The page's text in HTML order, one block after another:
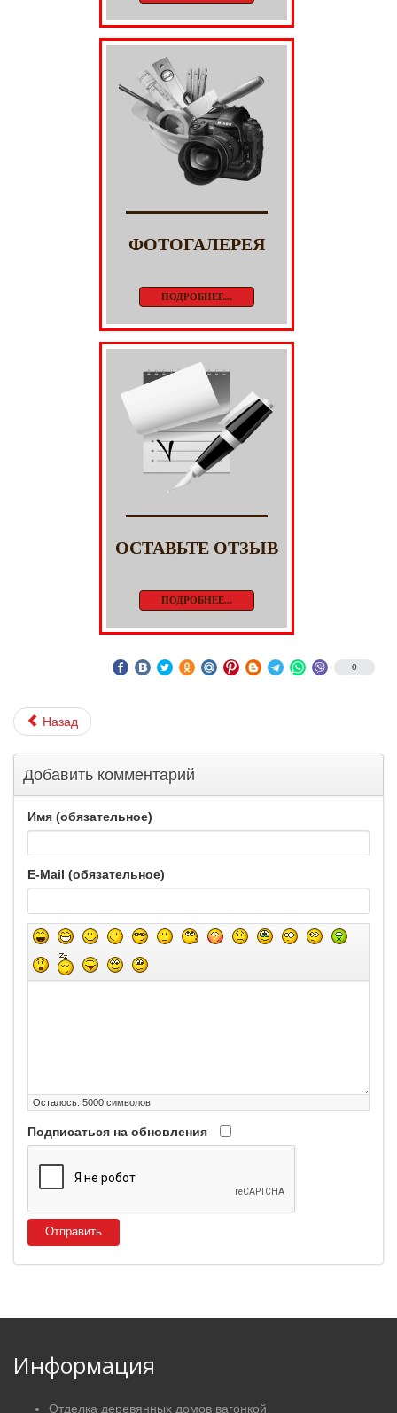
ФОТОГАЛЕРЕЯ
ПОДРОБНЕЕ...
ОСТАВЬТЕ ОТЗЫВ
ПОДРОБНЕЕ...
0
Назад
Добавить комментарий
Имя (обязательное)
E-Mail (обязательное)
Осталось: 5000 символов
Подписаться на обновления
Отправить
Информация
Отделка деревянных домов вагонкой